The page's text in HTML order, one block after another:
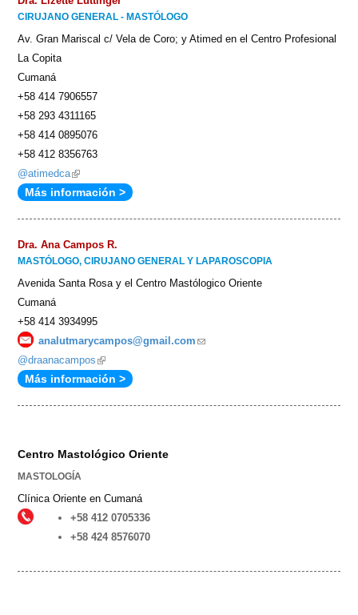
CIRUJANO GENERAL - MASTÓLOGO
Av. Gran Mariscal c/ Vela de Coro; y Atimed en el Centro Profesional
La Copita
Cumaná
+58 414 7906557
+58 293 4311165
+58 414 0895076
+58 412 8356763
@atimedca(link
is
Más información >
Dra. Ana Campos R.
MASTÓLOGO, CIRUJANO GENERAL Y LAPAROSCOPIA
Avenida Santa Rosa y el Centro Mastólogico Oriente
Cumaná
+58 414 3934995
analutmarycampos@gmail.com (link
@draanacampos (link
is
Más información >
Centro Mastológico Oriente
MASTOLOGÍA
Clínica Oriente en Cumaná
+58 412 0705336
+58 424 8576070